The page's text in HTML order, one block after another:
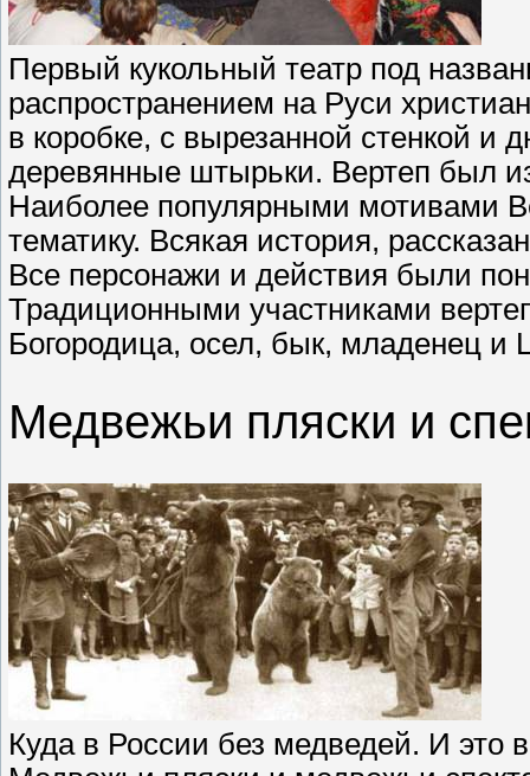
Первый кукольный театр под
распространением на Руси
в коробке, с вырезанной стенкой и
деревянные штырьки. Вертеп был
Наиболее популярными мотивами
тематику. Всякая история,
Все персонажи и действия были
Традиционными участниками
Богородица, осел, бык, младенец и
Медвежьи пляски и
Куда в России без медведей. И это